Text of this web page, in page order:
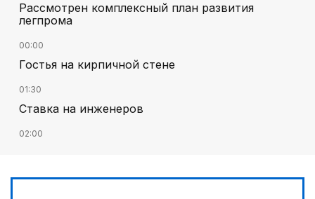
Рассмотрен комплексный план развития
легпрома
00:00
Гостья на кирпичной стене
01:30
Ставка на инженеров
02:00
02:30